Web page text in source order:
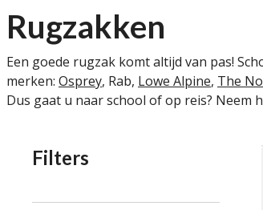
Rugzakken
Een goede rugzak komt altijd van pas!
merken: Osprey, Rab, Lowe Alpine, The
Dus gaat u naar school of op reis? Neem
Filters